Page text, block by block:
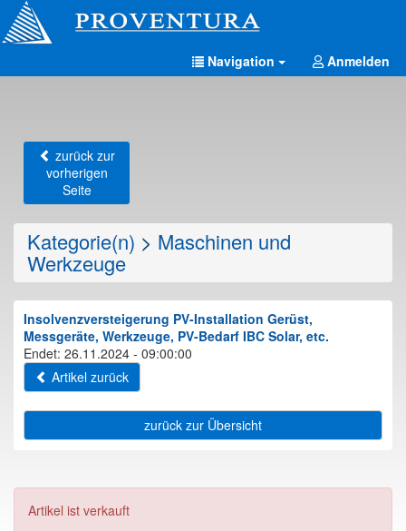
Navigation Anmelden
zurück zur
vorherigen
Seite
Kategorie(n) > Maschinen und
Werkzeuge
Insolvenzversteigerung PV-Installation Gerüst,
Messgeräte, Werkzeuge, PV-Bedarf IBC Solar, etc.
Endet: 26.11.2024 - 09:00:00
Artikel zurück
zurück zur Übersicht
Artikel ist verkauft